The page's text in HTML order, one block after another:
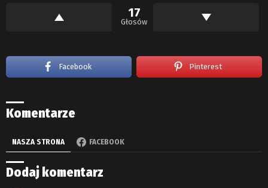
17
Głosów
Facebook Pinterest
Komentarze
NASZA STRONA FACEBOOK
Dodaj komentarz